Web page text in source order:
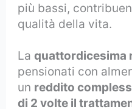
più bassi,
qualità della vita.
Laquattordicesima
pensionati con
un reddito
di 2 volte il